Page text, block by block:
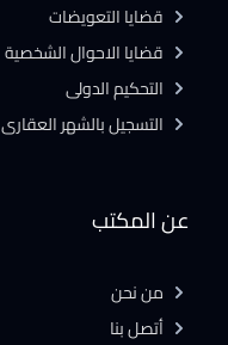
عن المكتب
من نحن
أتصل بنا
قضايا التعويضات
قضايا الاحوال الشخصية
التحكيم الدولى
التسجيل بالشهر العقارى